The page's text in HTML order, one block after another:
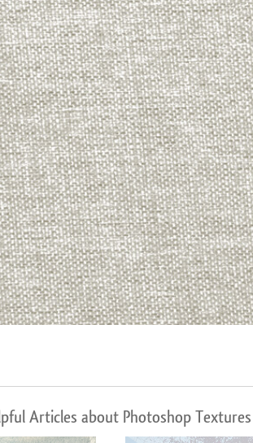
Mücevher Rötuş Hizmetleri AI
Articles about Photoshop Textures